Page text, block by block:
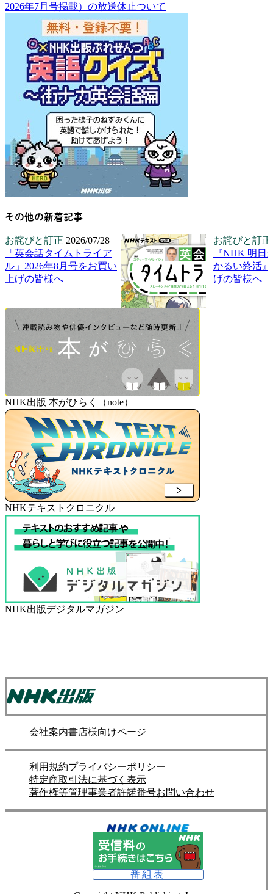
2026年7月号掲載）の放送休止ついて
その他の新着記事
お詫びと訂正 2026/07/28
「英会話タイムトライア
ル」2026年8月号をお買い
上げの皆様へ
お詫びと訂正
『NHK 明日
かるい終活
げの皆様へ
NHK出版 本がひらく（note）
NHKテキストクロニクル
NHK出版デジタルマガジン
会社案内書店様向けページ
利用規約プライバシーポリシー
特定商取引法に基づく表示
著作権等管理事業者許諾番号お問い合わせ
番組表